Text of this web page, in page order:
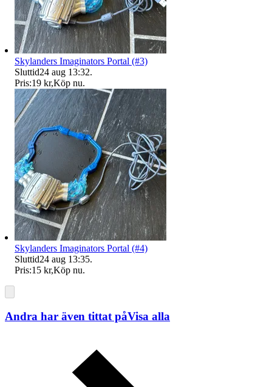
Skylanders Imaginators Portal (#3)
Sluttid24 aug 13:32.
Pris:19 kr,Köp nu.
Skylanders Imaginators Portal (#4)
Sluttid24 aug 13:35.
Pris:15 kr,Köp nu.
Andra har även tittat påVisa alla